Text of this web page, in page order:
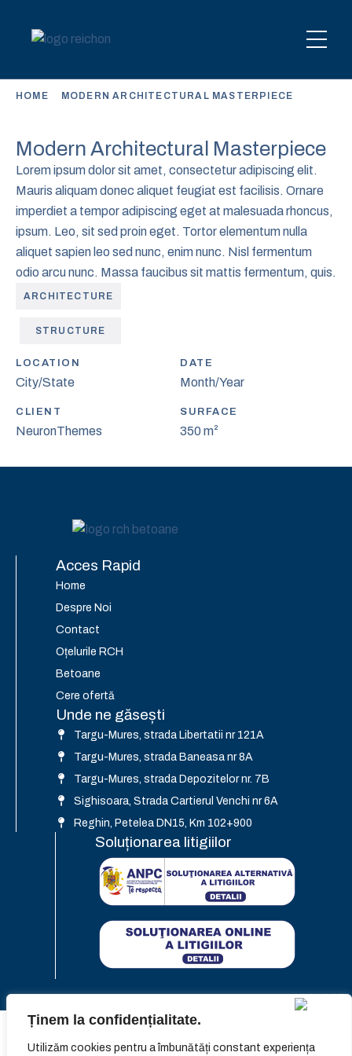
Ținem la confidențialitate.
Utilizăm cookies pentru a îmbunătăți constant experiența
HOME MODERN ARCHITECTURAL MASTERPIECE
Modern Architectural Masterpiece
Lorem ipsum dolor sit amet, consectetur adipiscing elit.
Mauris aliquam donec aliquet feugiat est facilisis. Ornare
imperdiet a tempor adipiscing eget at malesuada rhoncus,
ipsum. Leo, sit sed proin eget. Tortor elementum nulla
aliquet sapien leo sed nunc, enim nunc. Nisl fermentum
odio arcu nunc. Massa faucibus sit mattis fermentum, quis.
ARCHITECTURE
STRUCTURE
LOCATION
City/State
DATE
Month/Year
CLIENT
NeuronThemes
SURFACE
350 m²
Acces Rapid
Home
Despre Noi
Contact
Oțelurile RCH
Betoane
Cere ofertă
Unde ne găsești
Targu-Mures, strada Libertatii nr 121A
Targu-Mures, strada Baneasa nr 8A
Targu-Mures, strada Depozitelor nr. 7B
Sighisoara, Strada Cartierul Venchi nr 6A
Reghin, Petelea DN15, Km 102+900
Soluționarea litigiilor
Condiții